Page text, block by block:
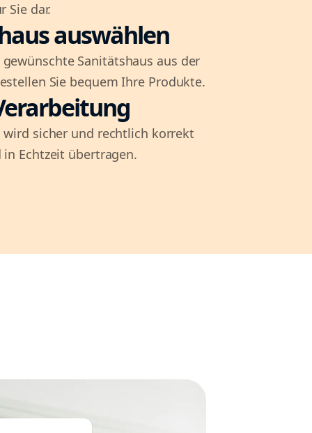
Sie dar.
auswählen
gewünschte Sanitätshaus aus der
Sie bequem Ihre Produkte.
sicher und rechtlich korrekt
Echtzeit übertragen.